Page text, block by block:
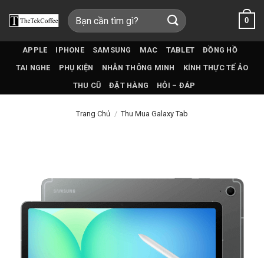
qua
Tìm
kiếm:
0
APPLE IPHONE SAMSUNG MAC TABLET
ĐỒNG HỒ
TAI NGHE
PHỤ KIỆN NHẪN THÔNG MINH
KÍNH THỰC TẾ ẢO
THU CŨ
ĐẶT HÀNG HỎI – ĐÁP
Trang Chủ / Thu Mua Galaxy Tab